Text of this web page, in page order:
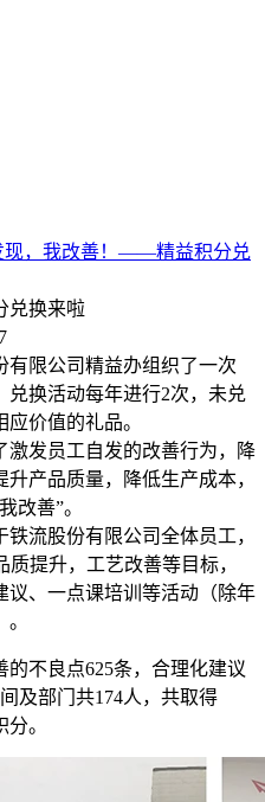
现，我改善！——精益积分兑
兑换来啦
限公司精益办组织了一次
兑换活动每年进行2次，未兑
价值的礼品。
发员工自发的改善行为，降
产品质量，降低生产成本，
改善”。
流股份有限公司全体员工，
提升，工艺改善等目标，
议、一点课培训等活动（除年
不良点625条，合理化建议
及部门共174人，共取得
。